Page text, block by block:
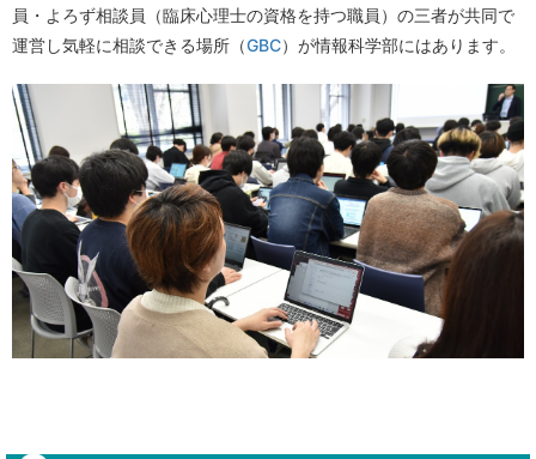
員・よろず相談員（臨床心理士の資格を持つ職員 ）の三者が共同で
運営し気軽に相談できる場所（GBC）が情報科学部にはあります。